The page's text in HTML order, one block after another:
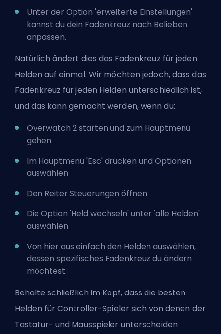
Unter der Option 'erweiterte Einstellungen'
kannst du dein Fadenkreuz nach Belieben
anpassen.
Natürlich ändert dies das Fadenkreuz für jeden
Helden auf einmal. Wir möchten jedoch, dass das
Fadenkreuz für jeden Helden unterschiedlich ist,
und das kann gemacht werden, wenn du:
Overwatch 2 starten und zum Hauptmenü
gehen
Im Hauptmenü 'Esc' drücken und Optionen
auswählen
Den Reiter Steuerungen öffnen
Die Option 'Held wechseln' unter 'alle Helden'
auswählen
Von hier aus einfach den Helden auswählen,
dessen spezifisches Fadenkreuz du ändern
möchtest.
Behalte schließlich im Kopf, dass die besten
Helden für Controller-Spieler sich von denen der
Tastatur- und Mausspieler unterscheiden